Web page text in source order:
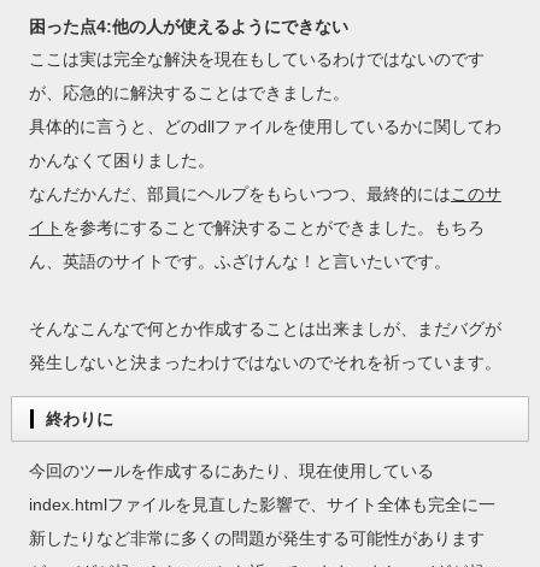
困った点4:他の人が使えるようにできない
ここは実は完全な解決を現在もしているわけではないのです
が、応急的に解決することはできました。
具体的に言うと、どのdllファイルを使用しているかに関してわ
かんなくて困りました。
なんだかんだ、部員にヘルプをもらいつつ、最終的にはこのサ
イト を参考にすることで解決することができました。もちろ
ん、英語のサイトです。ふざけんな！と言いたいです。
そんなこんなで何とか作成することは出来ましが、まだバグが
発生しないと決まったわけではないのでそれを祈っています。
終わりに
今回のツールを作成するにあたり、現在使用している
index.htmlファイルを見直した影響で、サイト全体も完全に一
新したりなど非常に多くの問題が発生する可能性があります